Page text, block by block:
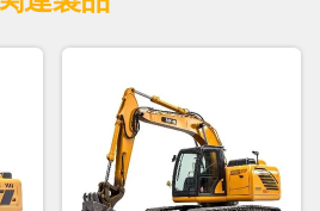
spot makes all the difference.
the time to set it up
Pico 4's visual clarity is fantastic
in the IPD correctly. The manual
smooth, and finding that sweet spot